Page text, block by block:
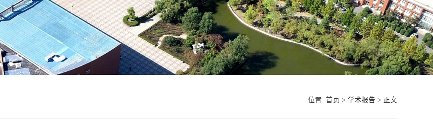
位置: 首页 > 学术报告 > 正文